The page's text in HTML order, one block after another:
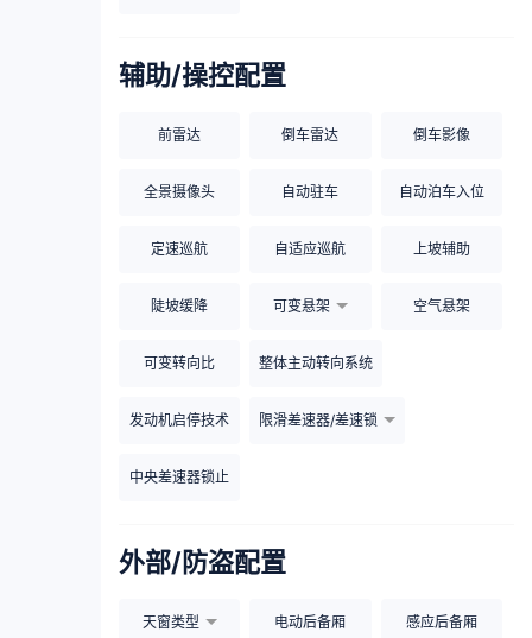
辅助/操控配置
前雷达 倒车雷达 倒车影像
全景摄像头 自动驻车 自动泊车入位
定速巡航 自适应巡航 上坡辅助
陡坡缓降 可变悬架 空气悬架
可变转向比 整体主动转向系统
发动机启停技术 限滑差速器/差速锁
中央差速器锁止
外部/防盗配置
天窗类型 电动后备厢 感应后备厢